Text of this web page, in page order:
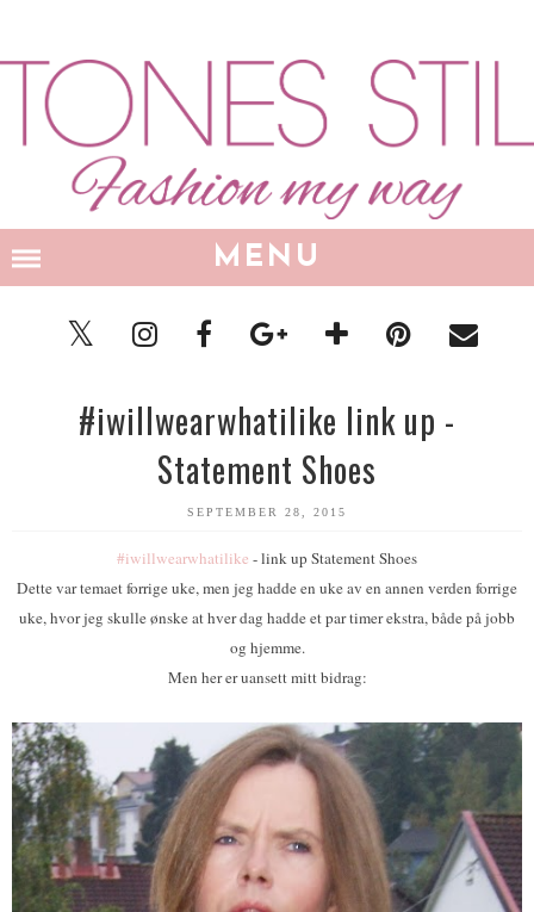
MENU
#iwillwearwhatilike link up -
Statement Shoes
SEPTEMBER 28, 2015
#iwillwearwhatilike - link up Statement Shoes
Dette var temaet forrige uke, men jeg hadde en uke av en annen verden forrige
uke, hvor jeg skulle ønske at hver dag hadde et par timer ekstra, både på jobb
og hjemme.
Men her er uansett mitt bidrag: